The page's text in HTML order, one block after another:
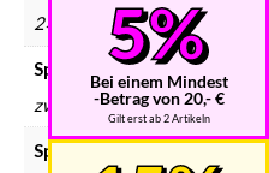
2×2
Speedcube kleur
zwart
Speedcube bundels
Bei einem Mindest
-Betrag von 20,- €
Gilt erst ab 2 Artikeln